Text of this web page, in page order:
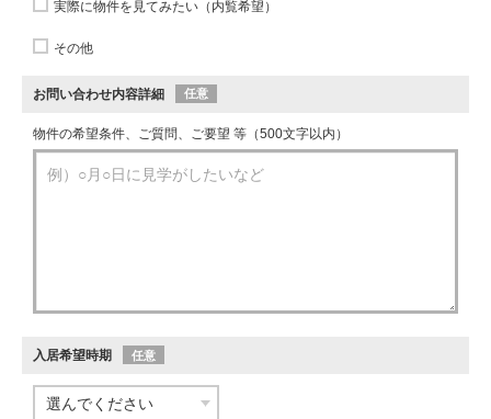
実際に物件を見てみたい（内覧希望）
その他
お問い合わせ内容詳細 任意
物件の希望条件、ご質問、ご要望 等（500文字以内）
入居希望時期 任意